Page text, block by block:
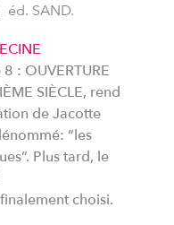
éd. SAND.
: OUVERTURE
SIÈCLE, rend
de Jacotte
“les
Plus tard, le
choisi.